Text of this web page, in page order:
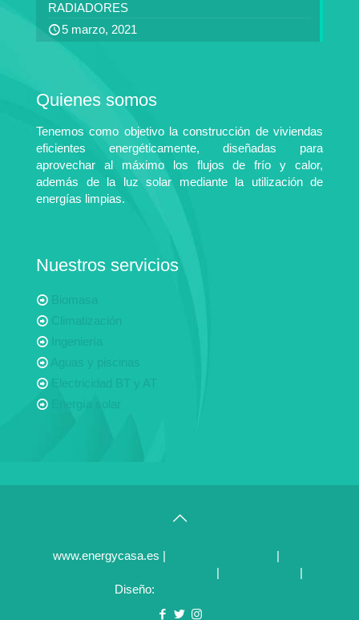
RADIADORES
5 marzo, 2021
Quienes somos
Tenemos como objetivo la construcción de viviendas
eficientes energéticamente, diseñadas para
aprovechar al máximo los flujos de frío y calor,
además de la luz solar mediante la utilización de
energías limpias.
Nuestros servicios
Electricidad BT y AT
Energía solar
www.energycasa.es | |
|
|
Diseño: